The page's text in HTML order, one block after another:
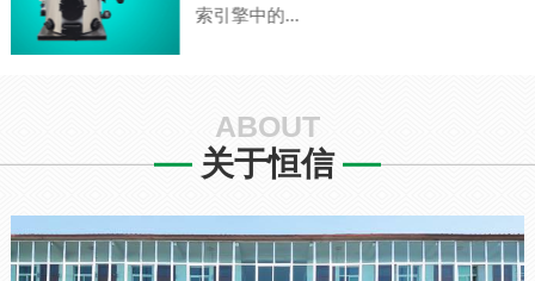
ABOUT
关于恒信